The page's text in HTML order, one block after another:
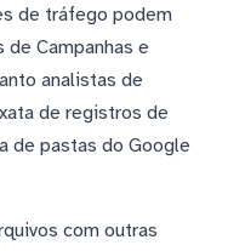
de tráfego podem
de Campanhas e
analistas de
de registros de
de pastas do Google
com outras